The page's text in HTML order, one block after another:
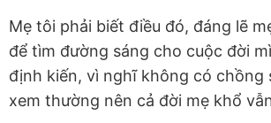
Mẹ tôi phải biết điều đó, đáng lẽ
để tìm đường sáng cho cuộc đời
định kiến, vì nghĩ không có chồng
xem thường nên cả đời mẹ khổ